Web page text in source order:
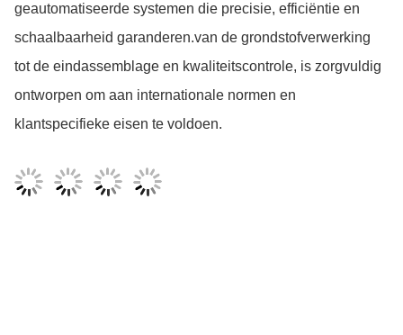
geautomatiseerde systemen die precisie, efficiëntie en
schaalbaarheid garanderen.van de grondstofverwerking
tot de eindassemblage en kwaliteitscontrole, is zorgvuldig
ontworpen om aan internationale normen en
klantspecifieke eisen te voldoen.